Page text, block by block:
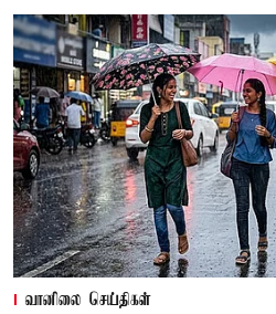
வானிலை செய்திகள்